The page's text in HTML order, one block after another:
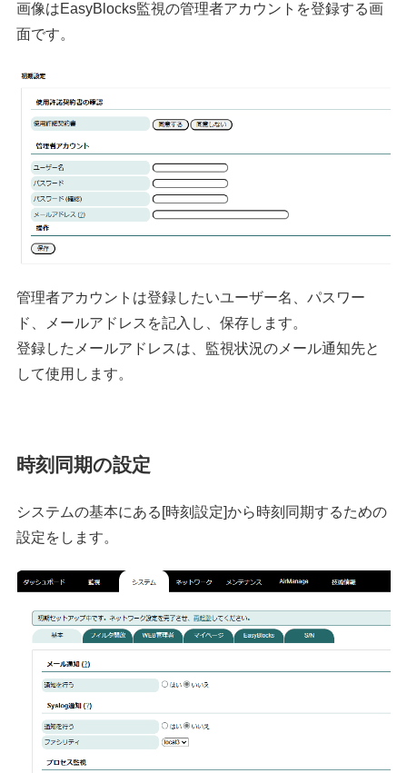
画像はEasyBlocks監視の管理者アカウントを登録する画
面です。
管理者アカウントは登録したいユーザー名、パスワー
ド、メールアドレスを記入し、保存します。
登録したメールアドレスは、監視状況のメール通知先と
して使用します。
時刻同期の設定
システムの基本にある[時刻設定]から時刻同期するための
設定をします。